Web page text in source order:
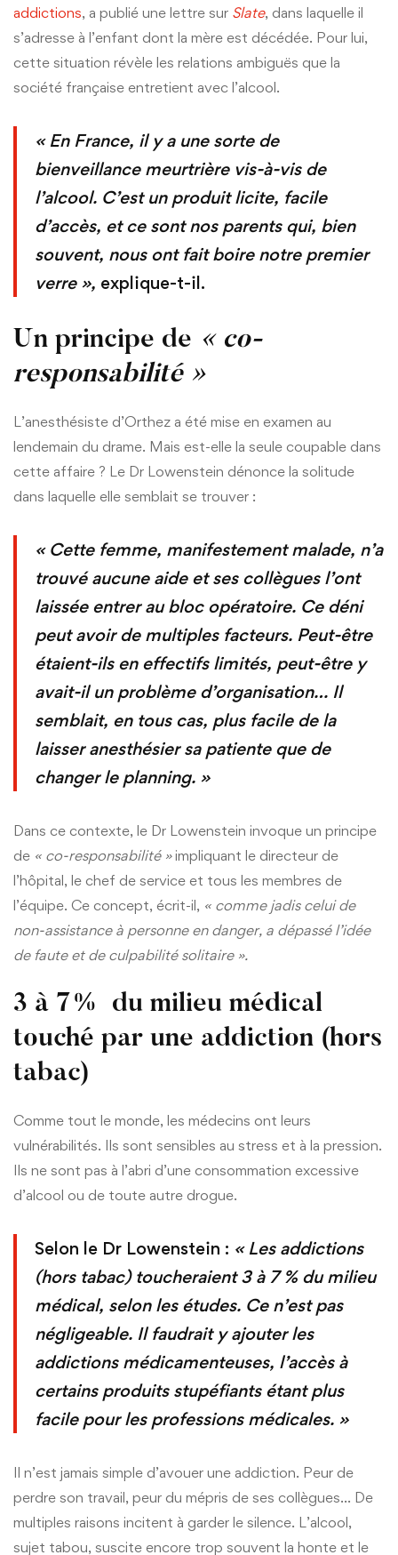
addictions, a publié une lettre sur Slate, dans laquelle il
s’adresse à l’enfant dont la mère est décédée. Pour lui,
cette situation révèle les relations ambiguës que la
société française entretient avec l’alcool.
« En France, il y a une sorte de
bienveillance meurtrière vis-à-vis de
l’alcool. C’est un produit licite, facile
d’accès, et ce sont nos parents qui, bien
souvent, nous ont fait boire notre premier
verre », explique-t-il.
Un principe de « co-
responsabilité »
L’anesthésiste d’Orthez a été mise en examen au
lendemain du drame. Mais est-elle la seule coupable dans
cette affaire ? Le Dr Lowenstein dénonce la solitude
dans laquelle elle semblait se trouver :
« Cette femme, manifestement malade, n’a
trouvé aucune aide et ses collègues l’ont
laissée entrer au bloc opératoire. Ce déni
peut avoir de multiples facteurs. Peut-être
étaient-ils en effectifs limités, peut-être y
avait-il un problème d’organisation… Il
semblait, en tous cas, plus facile de la
laisser anesthésier sa patiente que de
changer le planning. »
Dans ce contexte, le Dr Lowenstein invoque un principe
de « co-responsabilité »impliquant le directeur de
l’hôpital, le chef de service et tous les membres de
l’équipe. Ce concept, écrit-il, « comme jadis celui de
non-assistance à personne en danger, a dépassé l’idée
de faute et de culpabilité solitaire ».
3 à 7% du milieu médical
touché par une addiction (hors
tabac)
Comme tout le monde, les médecins ont leurs
vulnérabilités. Ils sont sensibles au stress et à la pression.
Ils ne sont pas à l’abri d’une consommation excessive
d’alcool ou de toute autre drogue.
Selon le Dr Lowenstein : « Les addictions
(hors tabac) toucheraient 3 à 7 % du milieu
médical, selon les études. Ce n’est pas
négligeable. Il faudrait y ajouter les
addictions médicamenteuses, l’accès à
certains produits stupéfiants étant plus
facile pour les professions médicales. »
Il n’est jamais simple d’avouer une addiction. Peur de
perdre son travail, peur du mépris de ses collègues… De
multiples raisons incitent à garder le silence. L’alcool,
sujet tabou, suscite encore trop souvent la honte et le